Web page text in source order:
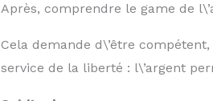
Après, comprendre le game de
Cela demande d\’être
service de la liberté : l\’argent